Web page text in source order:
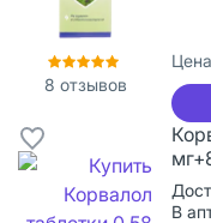
8 отзывов
Цена
В